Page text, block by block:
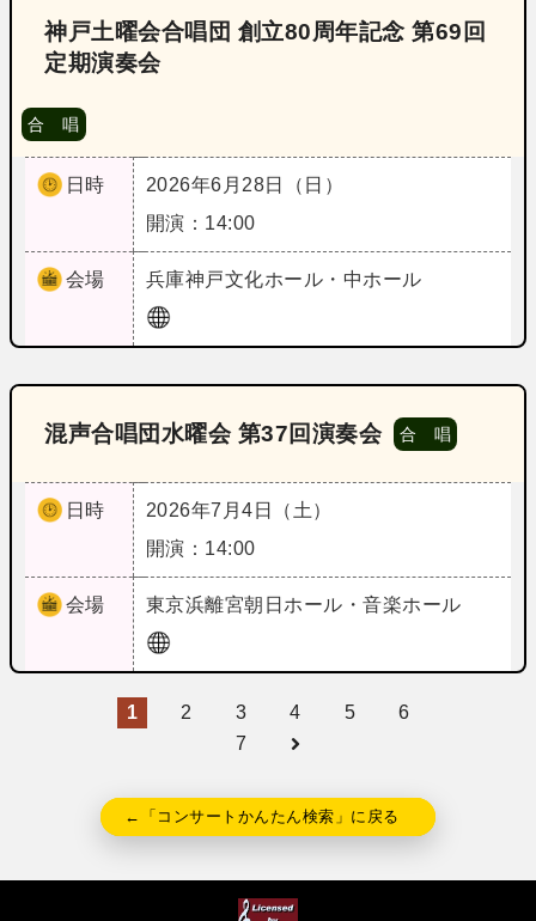
神戸土曜会合唱団 創立80周年記念 第69回
定期演奏会
合 唱
日時
2026年6月28日（日）
開演：14:00
会場 兵庫神戸文化ホール・中ホール
混声合唱団水曜会 第37回演奏会 合 唱
日時
2026年7月4日（土）
開演：14:00
会場 東京浜離宮朝日ホール・音楽ホール
1 2 3 4 5
6
7
←「コンサートかんたん検索」に戻る